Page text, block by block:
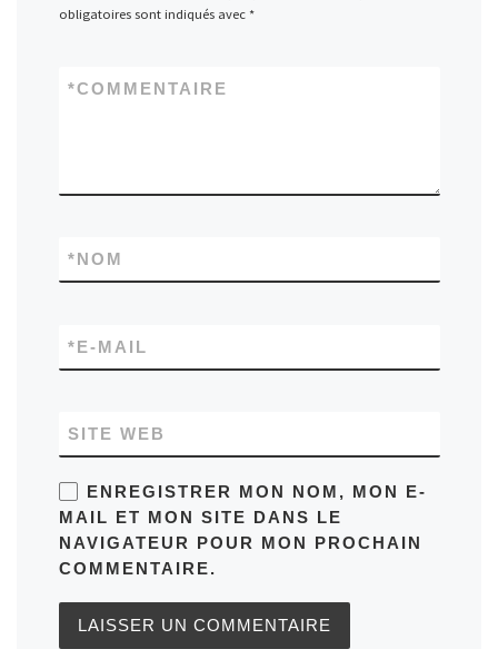
obligatoires sont indiqués avec *
COMMENTAIRE
*
NOM
*
E-MAIL
*
SITE WEB
ENREGISTRER MON NOM, MON E-
MAIL ET MON SITE DANS LE
NAVIGATEUR POUR MON PROCHAIN
COMMENTAIRE.